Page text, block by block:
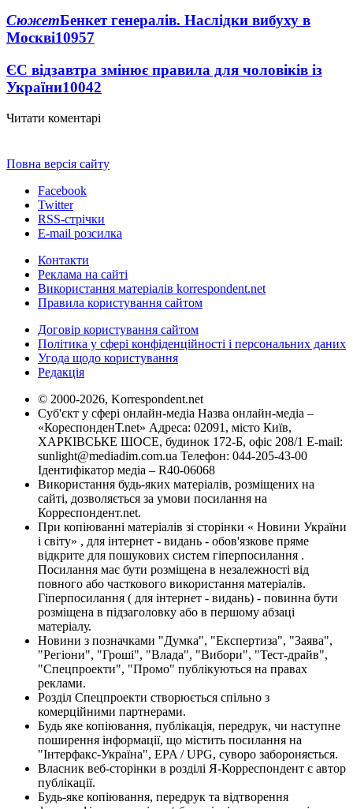
СюжетБенкет генералів. Наслідки вибуху в
Москві10957
ЄС відзавтра змінює правила для чоловіків із
України10042
Читати коментарі
Повна версія сайту
Facebook
Twitter
RSS-стрічки
E-mail розсилка
Контакти
Реклама на сайті
Використання матеріалів korrespondent.net
Правила користування сайтом
Договір користування сайтом
Політика у сфері конфіденційності і персональних даних
Угода щодо користування
Редакція
© 2000-2026, Korrespondent.net
Суб'єкт у сфері онлайн-медіа Назва онлайн-медіа –
«КореспонденТ.net» Адреса: 02091, місто Київ,
ХАРКІВСЬКЕ ШОСЕ, будинок 172-Б, офіс 208/1 E-mail:
sunlight@mediadim.com.ua Телефон: 044-205-43-00
Ідентифікатор медіа – R40-06068
Використання будь-яких матеріалів, розміщених на
сайті, дозволяється за умови посилання на
Корреспондент.net.
При копіюванні матеріалів зі сторінки « Новини України
і світу» , для інтернет - видань - обов'язкове пряме
відкрите для пошукових систем гіперпосилання .
Посилання має бути розміщена в незалежності від
повного або часткового використання матеріалів.
Гіперпосилання ( для інтернет - видань) - повинна бути
розміщена в підзаголовку або в першому абзаці
матеріалу.
Новини з позначками "Думка", "Експертиза", "Заява",
"Регіони", "Гроші", "Влада", "Вибори", "Тест-драйв",
"Спецпроекти", "Промо" публікуються на правах
реклами.
Розділ Спецпроекти створюється спільно з
комерційними партнерами.
Будь яке копіювання, публікація, передрук, чи наступне
поширення інформації, що містить посилання на
"Інтерфакс-Україна", EPA / UPG, суворо забороняється.
Власник веб-сторінки в розділі Я-Корреспондент є автор
публікації.
Будь-яке копіювання, передрук та відтворення